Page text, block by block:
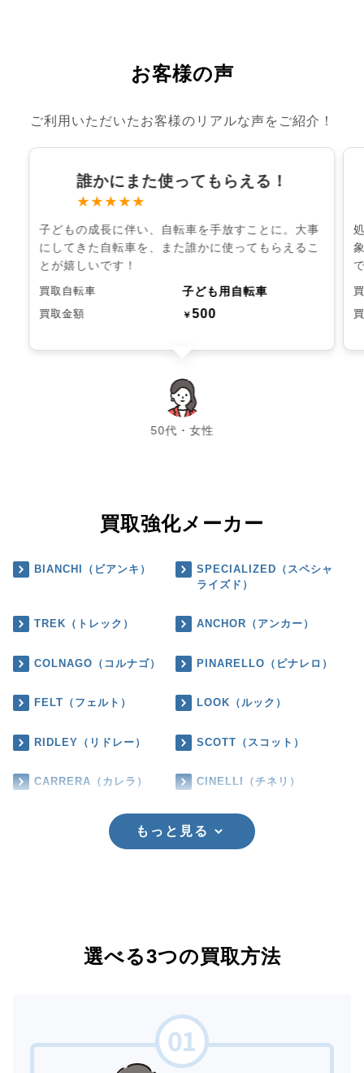
お客様の声
ご利用いただいたお客様のリアルな声をご紹介！
誰かにまた使ってもらえる！
★★★★★
子どもの成長に伴い、自転車を手放すことに。大事
にしてきた自転車を、また誰かに使ってもらえるこ
とが嬉しいです！
買取自転車 子ども用自転車
買取金額 ￥500
50代・女性
chevron_left chevron_right
買取強化メーカー
BIANCHI（ビアンキ）
SPECIALIZED（スペシャ
ライズド）
TREK（トレック） ANCHOR（アンカー）
COLNAGO（コルナゴ） PINARELLO（ピナレロ）
FELT（フェルト） LOOK（ルック）
RIDLEY（リドレー） SCOTT（スコット）
CARRERA（カレラ） CINELLI（チネリ）
もっと見る
選べる3つの買取方法